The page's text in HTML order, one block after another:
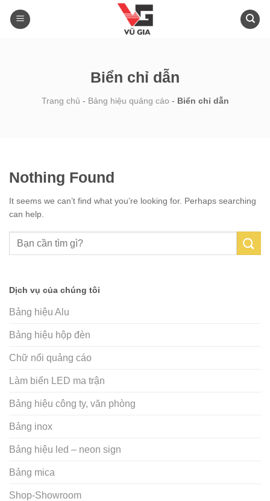
Biển chỉ dẫn
Trang chủ - Bảng hiệu quảng cáo - Biển chỉ dẫn
Nothing Found
It seems we can’t find what you’re looking for. Perhaps searching
can help.
Dịch vụ của chúng tôi
Bảng hiệu Alu
Bảng hiệu hộp đèn
Chữ nổi quảng cáo
Làm biển LED ma trận
Bảng hiệu công ty, văn phòng
Bảng inox
Bảng hiệu led – neon sign
Bảng mica
Shop-Showroom